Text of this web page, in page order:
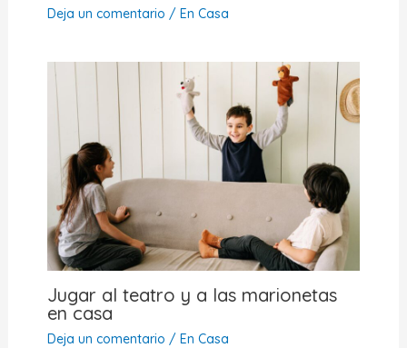
Deja un comentario / En Casa
Jugar al teatro y a las marionetas
en casa
Deja un comentario / En Casa